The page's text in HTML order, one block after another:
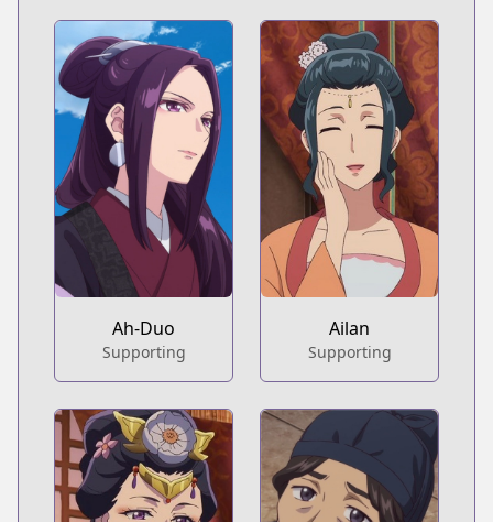
Ah-Duo
Supporting
Ailan
Supporting